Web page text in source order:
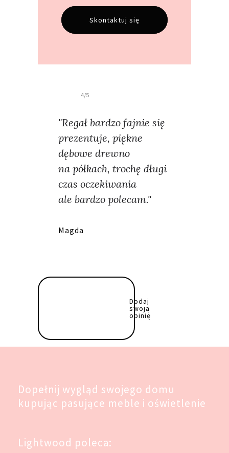
4/5
"Regał bardzo fajnie się
prezentuje, piękne
dębowe drewno
na półkach, trochę długi
czas oczekiwania
ale bardzo polecam."
Magda
Dodaj
swoją
opinię
Skontaktuj się
Dopełnij wygląd swojego domu
kupując pasujące meble i oświetlenie
Lightwood poleca: